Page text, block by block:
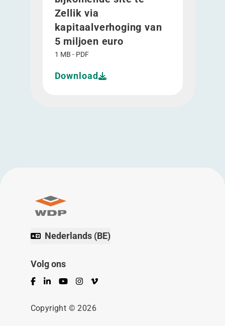
Zellik via
kapitaalverhoging van
5 miljoen euro
1 MB - PDF
Download
Nederlands (BE)
Volg ons
Facebook
LinkedInYouTubeInstagram
Vimeo
Copyright © 2026